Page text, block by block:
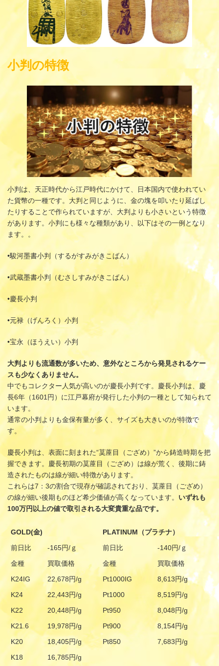
小判の特徴
小判は、天正時代から江戸時代にかけて、日本国内で使われてい
た貨幣の一種です。大判と同じように、金の塊を叩いたり延ばし
たりすることで作られていますが、大判よりも小さいという特徴
があります。小判にも様々な種類があり、以下はその一例となり
ます。。
•駿河墨書小判（するがすみがきこばん）
•武蔵墨書小判（むさしすみがきこばん）
•慶長小判
•元禄（げんろく）小判
•宝永（ほうえい）小判
大判よりも流通数が多いため、意外なところから発見されるケー
スも少なくありません。
中でもコレクター人気が高いのが慶長小判です。慶長小判は、慶
長6年（1601円）に江戸幕府が発行した小判の一種として知られて
います。
通常の小判よりも金保有量が多く、サイズも大きいのが特徴で
す。
慶長小判は、表面に刻まれた“茣蓙目（ござめ）”から鋳造時期を把
握できます。慶長初期の茣蓙目（ござめ）は線が荒く、後期に鋳
造されたものは線が細い特徴があります。
これらは7：3の割合で現存が確認されており、茣蓙目（ござめ）
の線が細い後期ものほど希少価値が高くなっています。 いずれも
100万円以上の値で取引される大変貴重な品です。
GOLD(金)
PLATINUM（プラチナ）
前日比
-165円/ｇ 前日比
-140円/ｇ
金種
買取価格 金種
買取価格
K24IG
22,678円/g Pt1000IG
8,613円/g
K24
22,443円/g Pt1000
8,519円/g
K22
20,448円/g Pt950
8,048円/g
K21.6
19,978円/g Pt900
8,154円/g
K20
18,405円/g Pt850
7,683円/g
K18
16,785円/g